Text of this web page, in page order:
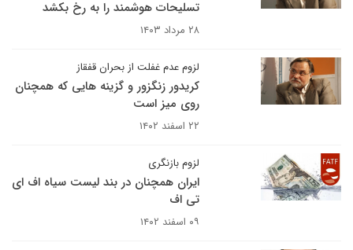
تسلیحات هوشمند را به رخ بکشد
۲۸ مرداد ۱۴۰۳
لزوم عدم غفلت از بحران قفقاز
کریدور زنگزور و گزینه هایی که همچنان
روی میز است
۲۲ اسفند ۱۴۰۲
لزوم بازنگری
ایران همچنان در بند لیست سیاه اف ای
تی اف
۰۹ اسفند ۱۴۰۲